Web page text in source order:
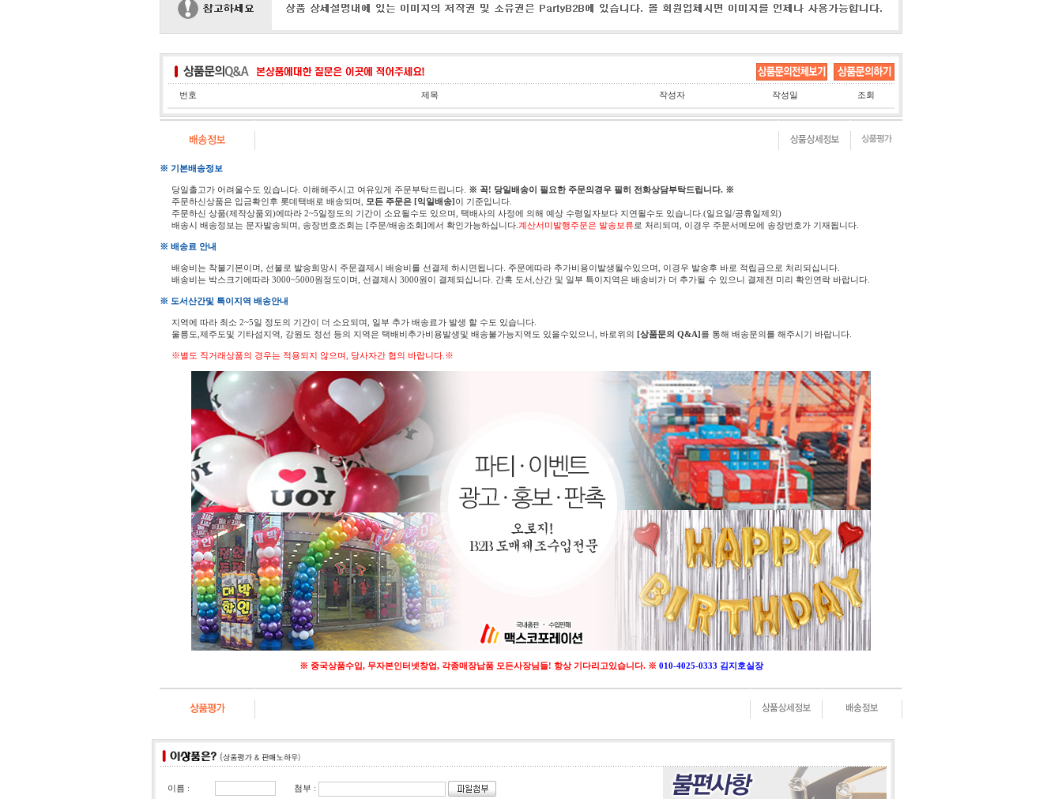
번호 제목 작성자 작성일 조회
※ 기본배송정보
당일출고가 어려울수도 있습니다. 이해해주시고 여유있게 주문부탁드립니다. ※ 꼭! 당일배송이 필요한 주문의경우 필히 전화상담부탁드립니다. ※
주문하신상품은 입금확인후 롯데택배로 배송되며,
모든 주문은 [익일배송]이 기준입니다.
주문하신 상품(제작상품외)에따라 2~5일정도의 기간이 소요될수도 있으며, 택배사의 사정에 의해 예상 수령일자보다 지연될수도 있습니다.(일요일/공휴일제외)
배송시 배송정보는 문자발송되며, 송장번호조회는 [주문/배송조회]에서 확인가능하십니다. 계산서미발행주문은 발송보류로 처리되며, 이경우 주문서메모에 송장번호가 기재됩니다.
※ 배송료 안내
배송비는 착불기본이며, 선불로 발송희망시 주문결제시 배송비를 선결제 하시면됩니다. 주문에따라 추가비용이발생될수있으며, 이경우 발송후 바로 적립금으로 처리되십니다.
배송비는 박스크기에따라 3000~5000원정도이며, 선결제시 3000원이 결제되십니다. 간혹 도서,산간 및 일부 특이지역은 배송비가 더 추가될 수 있으니 결제전 미리 확인연락 바랍니다.
※ 도서산간및 특이지역 배송안내
지역에 따라 최소 2~5일 정도의 기간이 더 소요되며, 일부 추가 배송료가 발생 할 수도 있습니다.
울릉도,제주도및 기타섬지역, 강원도 정선 등의 지역은 택배비추가비용발생및 배송불가능지역도 있을수있으니, 바로위의 [상품문의 Q&A]를 통해 배송문의를 해주시기 바랍니다.
※별도 직거래상품의 경우는 적용되지 않으며, 당사자간 협의 바랍니다.※
※ 중국상품수입, 무자본인터넷창업, 각종매장납품 모든사장님들! 항상 기다리고있습니다. ※ 010-4025-0333 김지호실장
이름 : 첨부 :